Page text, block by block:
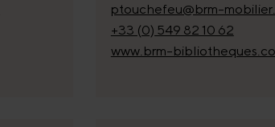
ptouchefeu@brm-
+33 (0) 549 82 10 62
www.brm-